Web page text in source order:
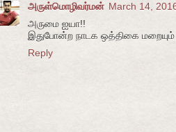
அருள்மொழிவர்மன் March 14,
அருமை ஐயா!!
இதுபோன்ற நாடக ஒத்திகை மறையும்
Reply